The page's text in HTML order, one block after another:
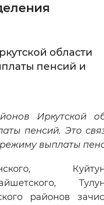
С засечками
буквами
сайта
Инверсивный
фон
области
пенсий и
Иркутской
пенсий. Это
выплаты
районов